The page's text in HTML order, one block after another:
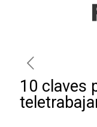
10 claves